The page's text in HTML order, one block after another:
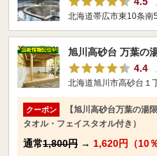
北海道帯広市東10条南
旭川高砂台 万葉の
4.4
北海道旭川市高砂台１
クーポン
【旭川高砂台万葉の湯
タオル・フェイスタオル付き）
通常1,800円 → 1,620円（10